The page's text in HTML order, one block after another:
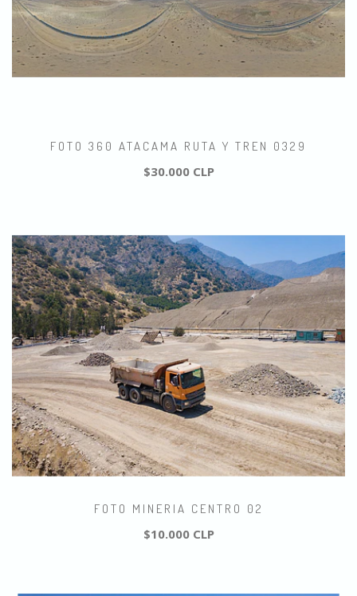
FOTO 360 ATACAMA RUTA Y TREN 0329
$30.000 CLP
FOTO MINERIA CENTRO 02
$10.000 CLP